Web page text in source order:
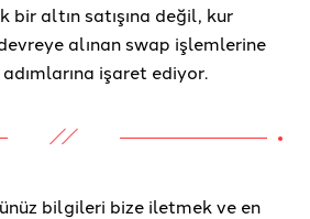
altın satışına değil, kur
devreye alınan swap işlemlerine
işaret ediyor.
bilgileri bize iletmek ve en